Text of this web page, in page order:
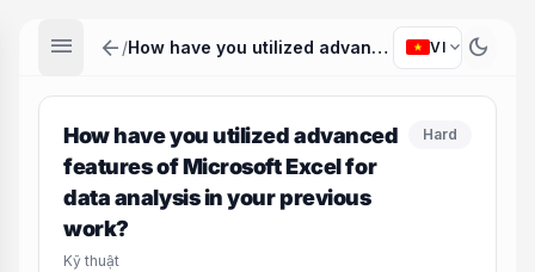
menu arrow_back / How have you utilized advanced features of Microsoft Excel for data analysis in your previous work? VI expand_more dark_mode
How have you utilized advanced
features of Microsoft Excel for
data analysis in your previous
work?
Kỹ thuật
Hard